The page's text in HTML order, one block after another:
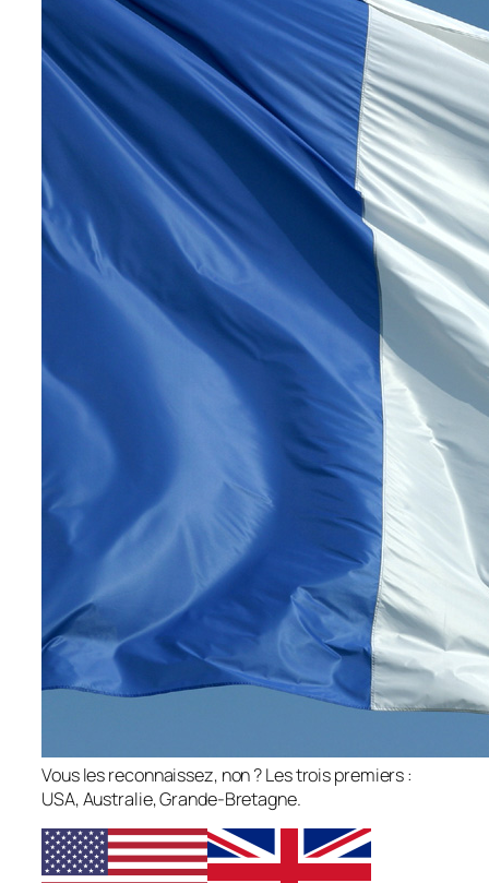
Vous les reconnaissez, non ? Les trois premiers :
USA, Australie, Grande-Bretagne.